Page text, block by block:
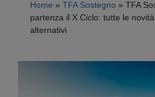
Home » TFA Sostegno » TFA
partenza il X Ciclo: tutte le
alternativi